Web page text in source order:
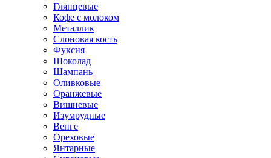
Глянцевые
Кофе с молоком
Металлик
Слоновая кость
Фуксия
Шоколад
Шампань
Оливковые
Оранжевые
Вишневые
Изумрудные
Венге
Ореховые
Янтарные